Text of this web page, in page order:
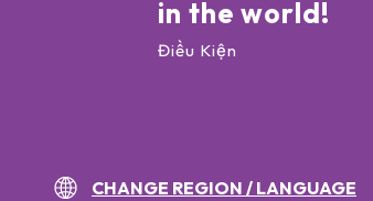
in the world!
Điều Kiện
CHANGE REGION / LANGUAGE